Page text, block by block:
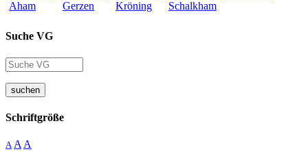
Suche VG
suchen
Schriftgröße
A A A